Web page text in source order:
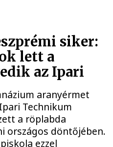
siker:
lett a
az Ipari
aranyérmet
Technikum
a röplabda
országos döntőjében.
ezzel